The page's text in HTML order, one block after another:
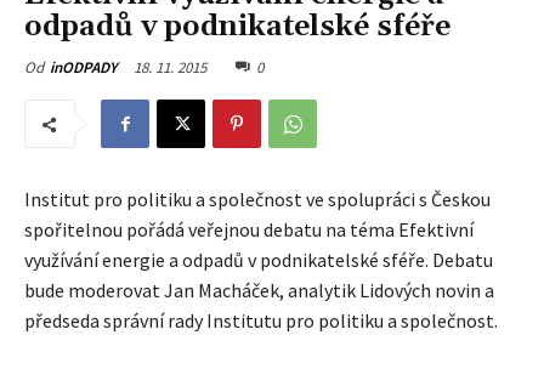
odpadů v podnikatelské sféře
Od inODPADY 18. 11. 2015 0
Institut pro politiku a společnost ve spolupráci s Českou
spořitelnou pořádá veřejnou debatu na téma Efektivní
využívání energie a odpadů v podnikatelské sféře. Debatu
bude moderovat Jan Macháček, analytik Lidových novin a
předseda správní rady Institutu pro politiku a společnost.